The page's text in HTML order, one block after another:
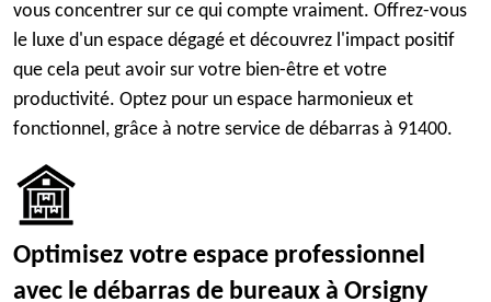
vous concentrer sur ce qui compte vraiment. Offrez-vous
le luxe d'un espace dégagé et découvrez l'impact positif
que cela peut avoir sur votre bien-être et votre
productivité. Optez pour un espace harmonieux et
fonctionnel, grâce à notre service de débarras à 91400.
Optimisez votre espace professionnel
avec le débarras de bureaux à Orsigny